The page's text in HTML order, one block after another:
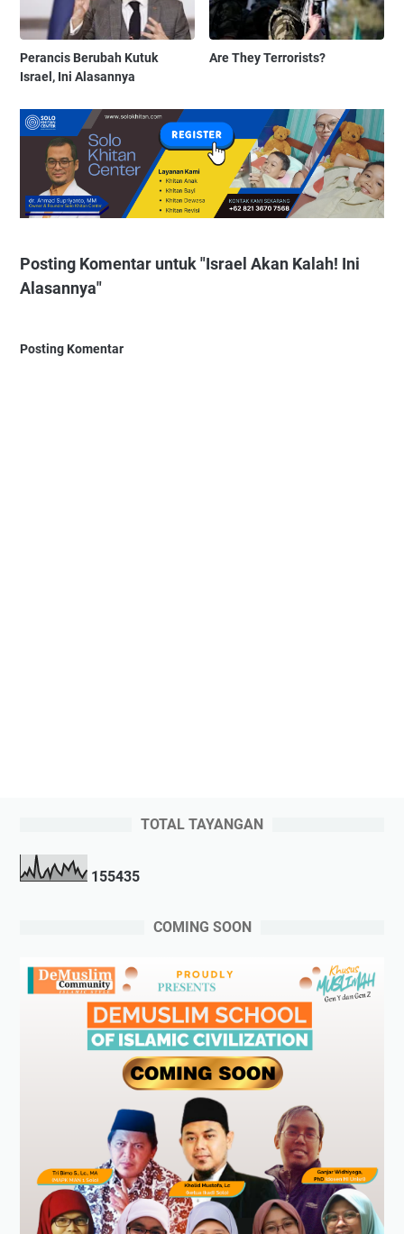
Perancis Berubah Kutuk
Israel, Ini Alasannya
Are They Terrorists?
Posting Komentar untuk "Israel Akan Kalah! Ini
Alasannya"
Posting Komentar
TOTAL TAYANGAN
155435
COMING SOON